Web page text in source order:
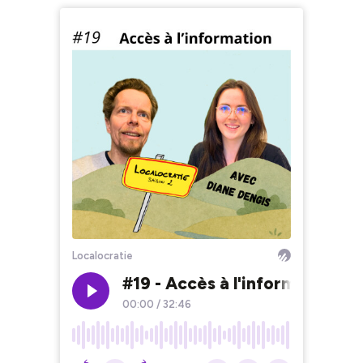
Localocratie
#19 - Accès à l'information,
00:00 / 32:46